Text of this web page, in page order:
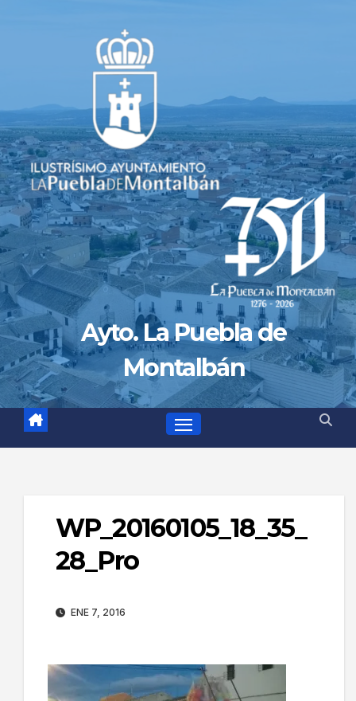
Ayto. La Puebla de
Montalbán
WP_20160105_18_35_
28_Pro
ENE 7, 2016